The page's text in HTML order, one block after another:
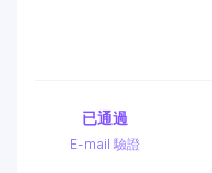
E-mail 驗證
已通過